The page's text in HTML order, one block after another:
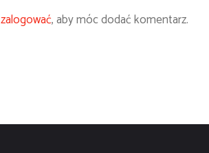
zalogować, aby móc dodać komentarz.